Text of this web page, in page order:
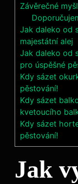
Závěrečné
Jak daleko od
majestátní alej
Jak daleko od
pro úspěšné
Kdy sázet
pěstování!
Kdy sázet
kvetoucího
Kdy sázet
pěstování!
Jak